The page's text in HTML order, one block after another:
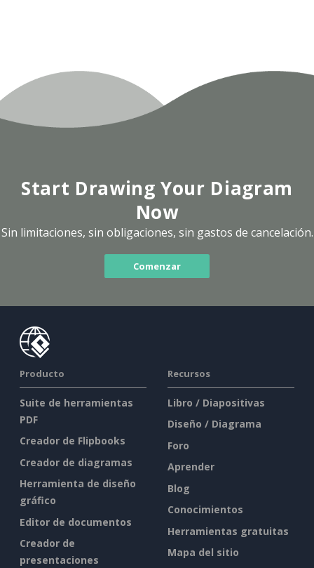
Start Drawing Your Diagram
Now
Sin limitaciones, sin obligaciones, sin gastos de cancelación.
Comenzar
Producto
Suite de herramientas
PDF
Creador de Flipbooks
Creador de diagramas
Herramienta de diseño
gráfico
Editor de documentos
Creador de
presentaciones
Recursos
Libro / Diapositivas
Diseño / Diagrama
Foro
Aprender
Blog
Conocimientos
Herramientas gratuitas
Mapa del sitio